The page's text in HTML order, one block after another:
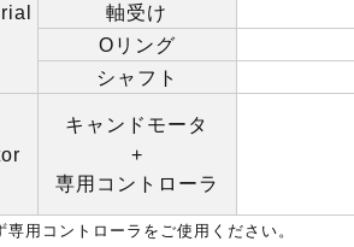
軸受け
O リング
シャフト
キャンドモータ
+
専用コントローラ
専用コントローラをご使用ください。